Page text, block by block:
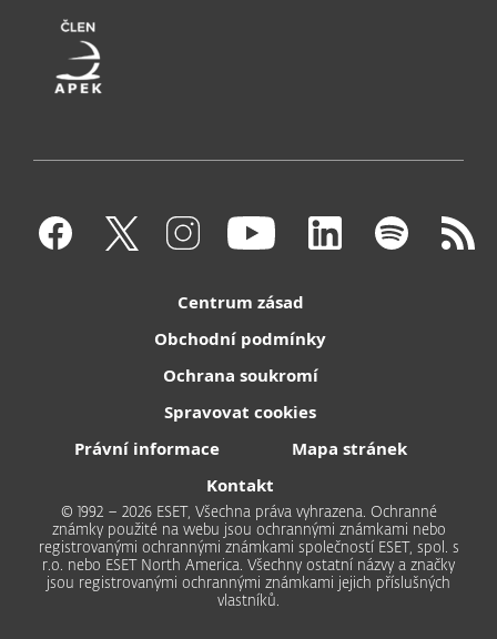
Centrum zásad
Obchodní podmínky
Ochrana soukromí
Spravovat cookies
Právní informace
Mapa stránek
Kontakt
© 1992 – 2026 ESET, Všechna práva vyhrazena. Ochranné
známky použité na webu jsou ochrannými známkami nebo
registrovanými ochrannými známkami společností ESET, spol. s
r.o. nebo ESET North America. Všechny ostatní názvy a značky
jsou registrovanými ochrannými známkami jejich příslušných
vlastníků.